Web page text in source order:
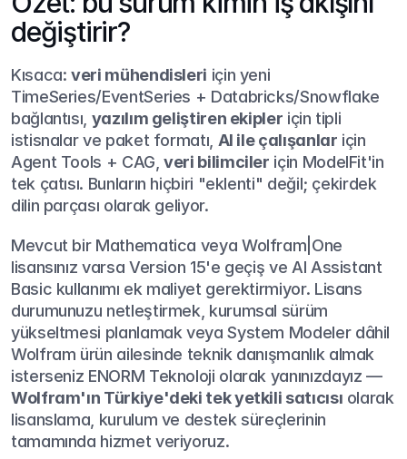
değiştirir?
Kısaca: veri mühendisleri için yeni
TimeSeries/EventSeries + Databricks/Snowflake
bağlantısı, yazılım geliştiren ekipler için tipli
istisnalar ve paket formatı, AI ile çalışanlar için
Agent Tools + CAG, veri bilimciler için ModelFit'in
tek çatısı. Bunların hiçbiri "eklenti" değil; çekirdek
dilin parçası olarak geliyor.
Mevcut bir Mathematica veya Wolfram|One
lisansınız varsa Version 15'e geçiş ve AI Assistant
Basic kullanımı ek maliyet gerektirmiyor. Lisans
durumunuzu netleştirmek, kurumsal sürüm
yükseltmesi planlamak veya System Modeler dâhil
Wolfram ürün ailesinde teknik danışmanlık almak
isterseniz ENORM Teknoloji olarak yanınızdayız —
Wolfram'ın Türkiye'deki tek yetkili satıcısı olarak
lisanslama, kurulum ve destek süreçlerinin
tamamında hizmet veriyoruz.